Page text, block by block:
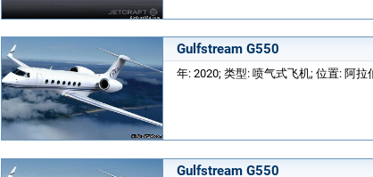
Gulfstream G550
年: 2020; 类型: 喷气式飞机; 位置: 阿拉
Gulfstream G550